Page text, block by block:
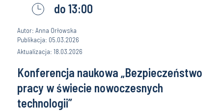
do 13:00
Autor: Anna Orłowska
Publikacja: 05.03.2026
Aktualizacja: 18.03.2026
Konferencja naukowa „Bezpieczeństwo
pracy w świecie nowoczesnych
technologii”